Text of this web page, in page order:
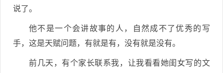
说了。
他不是一个会讲故事的人，自然成不了优秀的写
手，这是天赋问题，有就是有，没有就是没有。
前几天，有个家长联系我，让我看看她闺女写的文